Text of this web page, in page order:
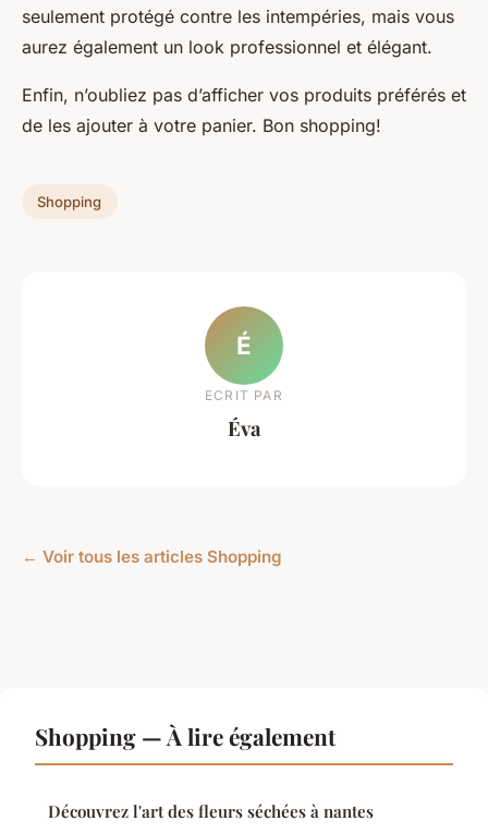
seulement protégé contre les intempéries, mais vous
aurez également un look professionnel et élégant.
Enfin, n’oubliez pas d’afficher vos produits préférés et
de les ajouter à votre panier. Bon shopping!
Shopping
É
ECRIT PAR
Éva
← Voir tous les articles Shopping
Shopping — À lire également
Découvrez l'art des fleurs séchées à nantes